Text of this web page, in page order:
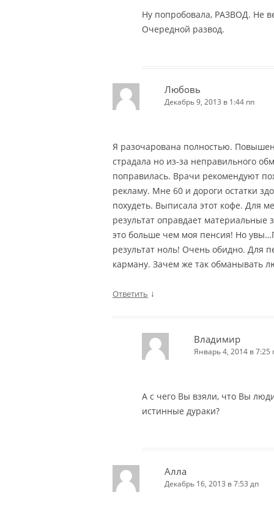
Ну попробовала, РАЗВОД. Не
Очередной развод.
Любовь
Декабрь 9, 2013 в 1:44 пп
Я разочарована полностью.
страдала но из-за неправильного
поправилась. Врачи рекомендуют
рекламу. Мне 60 и дороги остатки
похудеть. Выписала этот кофе. Для
результат оправдает
это больше чем моя пенсия! Но
результат ноль! Очень обидно. Для
карману. Зачем же так обманывать
Ответить ↓
Владимир
Январь 4, 2014 в 7:25
А с чего Вы взяли, что Вы
истинные дураки?
Алла
Декабрь 16, 2013 в 7:53 дп